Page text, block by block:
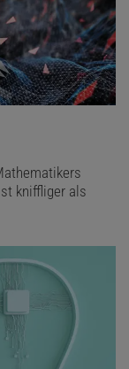
kniffliger als